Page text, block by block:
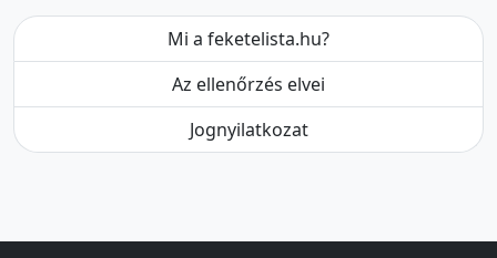
Mi a feketelista.hu?
Az ellenőrzés elvei
Jognyilatkozat